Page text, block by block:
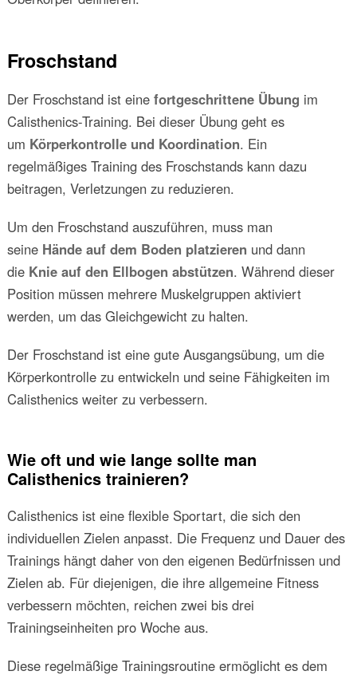
Froschstand
Der Froschstand ist eine fortgeschrittene Übung im
Calisthenics-Training. Bei dieser Übung geht es
um Körperkontrolle und Koordination. Ein
regelmäßiges Training des Froschstands kann dazu
beitragen, Verletzungen zu reduzieren.
Um den Froschstand auszuführen, muss man
seine Hände auf dem Boden platzieren und dann
die Knie auf den Ellbogen abstützen. Während dieser
Position müssen mehrere Muskelgruppen aktiviert
werden, um das Gleichgewicht zu halten.
Der Froschstand ist eine gute Ausgangsübung, um die
Körperkontrolle zu entwickeln und seine Fähigkeiten im
Calisthenics weiter zu verbessern.
Wie oft und wie lange sollte man
Calisthenics trainieren?
Calisthenics ist eine flexible Sportart, die sich den
individuellen Zielen anpasst. Die Frequenz und Dauer des
Trainings hängt daher von den eigenen Bedürfnissen und
Zielen ab. Für diejenigen, die ihre allgemeine Fitness
verbessern möchten, reichen zwei bis drei
Trainingseinheiten pro Woche aus.
Diese regelmäßige Trainingsroutine ermöglicht es dem